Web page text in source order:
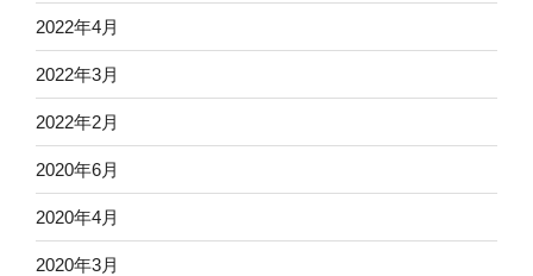
2022年4月
2022年3月
2022年2月
2020年6月
2020年4月
2020年3月